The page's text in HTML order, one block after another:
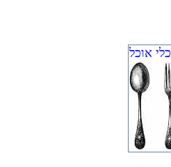
כלי אוכל